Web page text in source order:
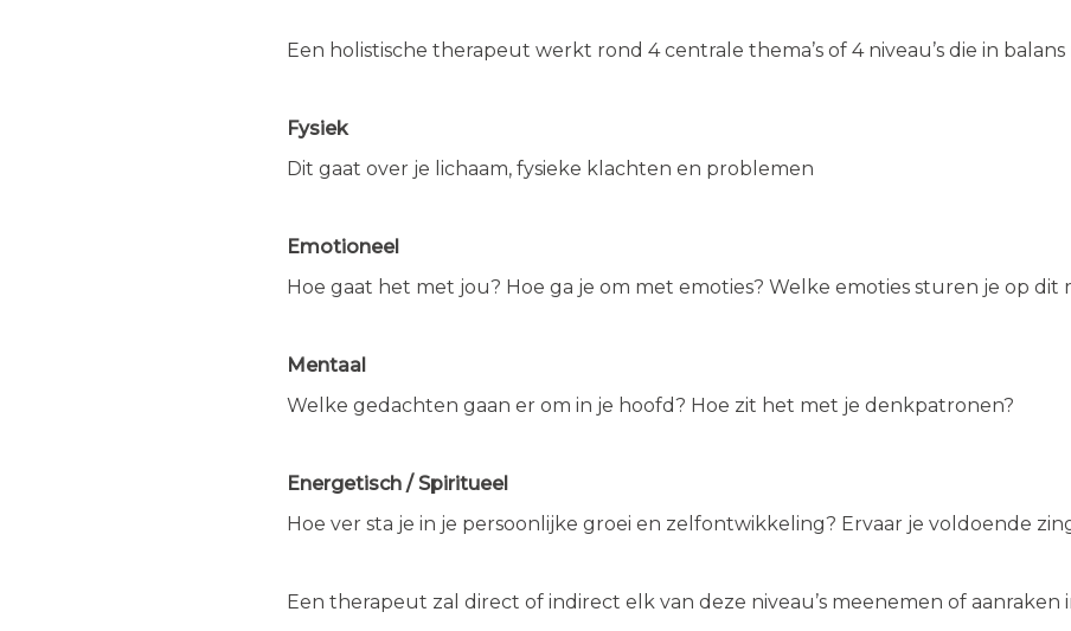
Een holistische therapeut werkt rond 4 centrale thema’s of 4 niveau’s die in
Fysiek
Dit gaat over je lichaam, fysieke klachten en problemen
Emotioneel
Hoe gaat het met jou? Hoe ga je om met emoties? Welke emoties sturen je op dit
Mentaal
Welke gedachten gaan er om in je hoofd? Hoe zit het met je denkpatronen?
Energetisch / Spiritueel
Hoe ver sta je in je persoonlijke groei en zelfontwikkeling? Ervaar je voldoende
Een therapeut zal direct of indirect elk van deze niveau’s meenemen of aanraken